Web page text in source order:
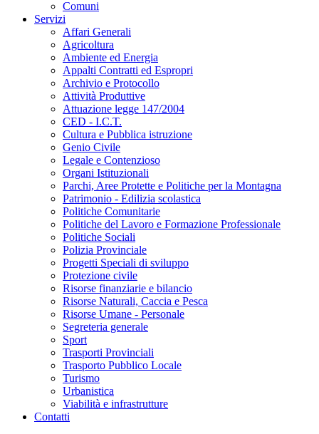
Comuni
Servizi
Affari Generali
Agricoltura
Ambiente ed Energia
Appalti Contratti ed Espropri
Archivio e Protocollo
Attività Produttive
Attuazione legge 147/2004
CED - I.C.T.
Cultura e Pubblica istruzione
Genio Civile
Legale e Contenzioso
Organi Istituzionali
Parchi, Aree Protette e Politiche per la Montagna
Patrimonio - Edilizia scolastica
Politiche Comunitarie
Politiche del Lavoro e Formazione Professionale
Politiche Sociali
Polizia Provinciale
Progetti Speciali di sviluppo
Protezione civile
Risorse finanziarie e bilancio
Risorse Naturali, Caccia e Pesca
Risorse Umane - Personale
Segreteria generale
Sport
Trasporti Provinciali
Trasporto Pubblico Locale
Turismo
Urbanistica
Viabilità e infrastrutture
Contatti